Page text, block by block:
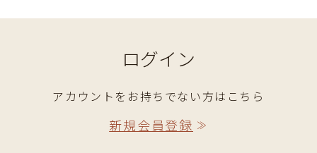
ログイン
アカウントをお持ちでない方はこちら
新規会員登録 ≫